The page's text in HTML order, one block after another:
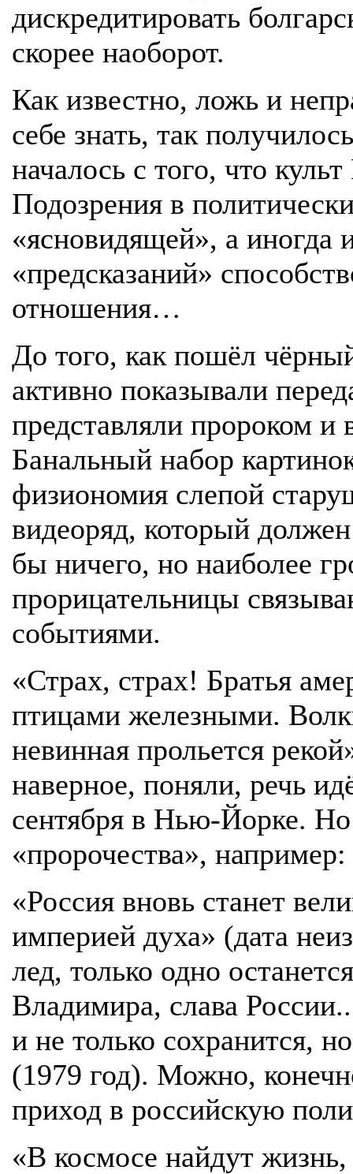
дискредитировать
скорее наоборот.
Как известно, ложь и
себе знать, так
началось с того, что
Подозрения в
«ясновидящей», а иногда
«предсказаний»
отношения…
До того, как пошёл
активно показывали
представляли пророком и
Банальный набор
физиономия слепой
видеоряд, который
бы ничего, но наиболее
прорицательницы
событиями.
«Страх, страх! Братья
птицами железными.
невинная прольется
наверное, поняли, речь
сентября в Нью-Йорке.
«пророчества», например:
«Россия вновь станет
империей духа» (дата
лед, только одно
Владимира, слава
и не только сохранится,
(1979 год). Можно,
приход в российскую
«В космосе найдут